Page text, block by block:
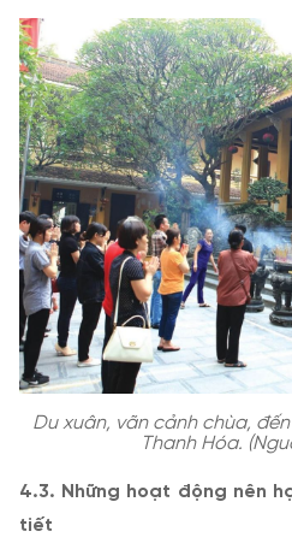
Du xuân, vãn cảnh chùa,
Thanh Hóa.
4.3. Những hoạt động nên
tiết